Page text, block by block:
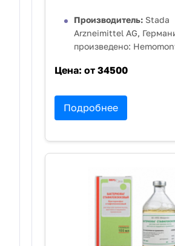
Производитель: Stada
Arzneimittel AG,
произведено:
Цена: от 34500
Подробнее